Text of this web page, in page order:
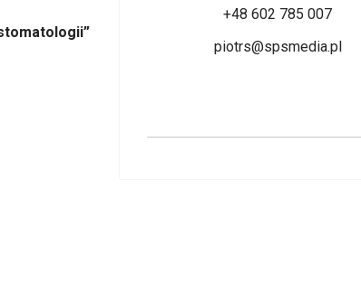
+48 602 785 007
piotrs@spsmedia.pl